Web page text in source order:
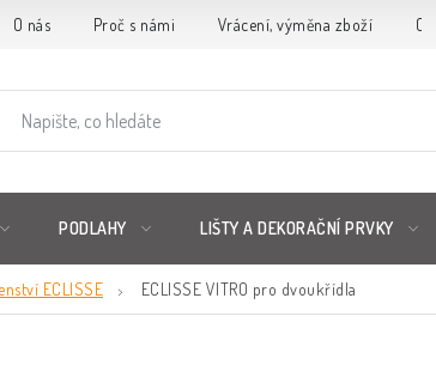
O nás Proč s námi Vrácení, výměna zboží
PODLAHY LIŠTY A DEKORAČNÍ PRVKY
ECLISSE ECLISSE VITRO pro dvoukřídla